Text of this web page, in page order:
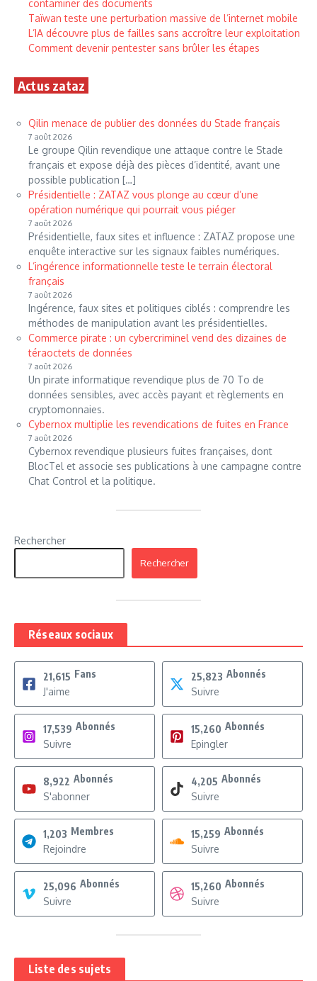
contaminer des documents
Taïwan teste une perturbation massive de l’internet mobile
L’IA découvre plus de failles sans accroître leur exploitation
Comment devenir pentester sans brûler les étapes
Actus zataz
Qilin menace de publier des données du Stade français
7 août 2026
Le groupe Qilin revendique une attaque contre le Stade
français et expose déjà des pièces d’identité, avant une
possible publication […]
Présidentielle : ZATAZ vous plonge au cœur d’une
opération numérique qui pourrait vous piéger
7 août 2026
Présidentielle, faux sites et influence : ZATAZ propose une
enquête interactive sur les signaux faibles numériques.
L’ingérence informationnelle teste le terrain électoral
français
7 août 2026
Ingérence, faux sites et politiques ciblés : comprendre les
méthodes de manipulation avant les présidentielles.
Commerce pirate : un cybercriminel vend des dizaines de
téraoctets de données
7 août 2026
Un pirate informatique revendique plus de 70 To de
données sensibles, avec accès payant et règlements en
cryptomonnaies.
Cybernox multiplie les revendications de fuites en France
7 août 2026
Cybernox revendique plusieurs fuites françaises, dont
BlocTel et associe ses publications à une campagne contre
Chat Control et la politique.
Rechercher
Rechercher
Réseaux sociaux
21,615 Fans
J'aime
25,823 Abonnés
Suivre
17,539 Abonnés
Suivre
15,260 Abonnés
Epingler
8,922 Abonnés
S'abonner
4,205 Abonnés
Suivre
1,203 Membres
Rejoindre
15,259 Abonnés
Suivre
25,096 Abonnés
Suivre
15,260 Abonnés
Suivre
Liste des sujets